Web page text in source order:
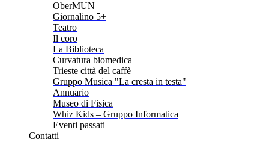
OberMUN
Giornalino 5+
Teatro
Il coro
La Biblioteca
Curvatura biomedica
Trieste città del caffè
Gruppo Musica "La cresta in testa"
Annuario
Museo di Fisica
Whiz Kids – Gruppo Informatica
Eventi passati
Contatti